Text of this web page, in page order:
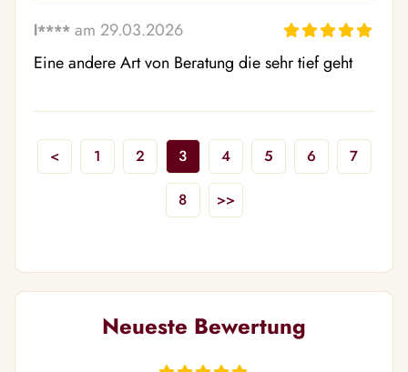
l**** am 29.03.2026
Eine andere Art von Beratung die sehr tief geht
< 1 2 3 4 5 6 7
8 >>
Neueste Bewertung